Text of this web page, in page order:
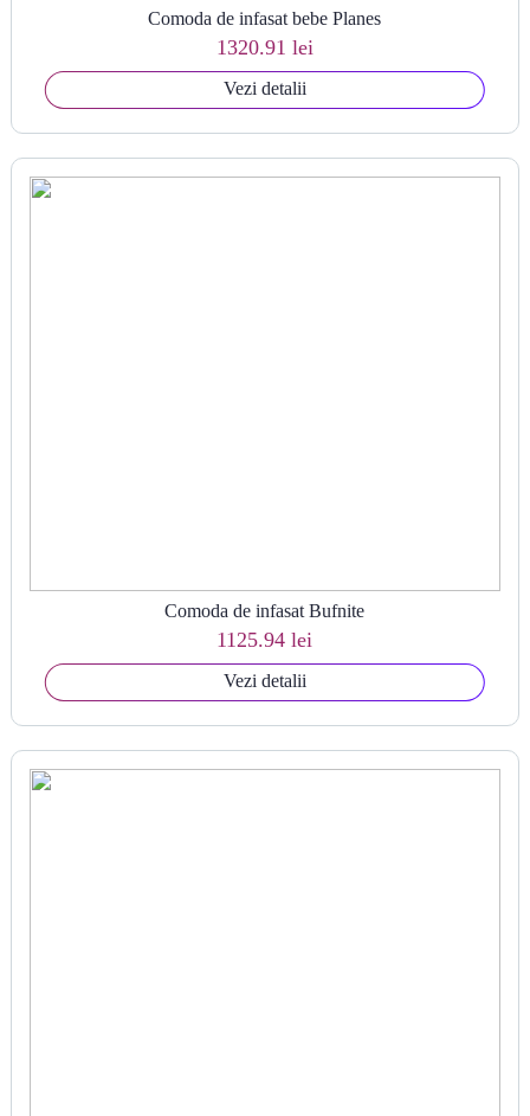
Comoda de infasat bebe Planes
1320.91 lei
Vezi detalii
Comoda de infasat Bufnite
1125.94 lei
Vezi detalii